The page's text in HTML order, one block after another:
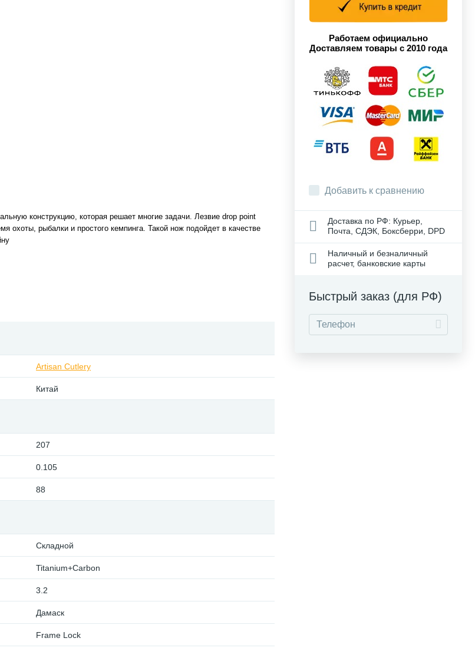
конструкцию, которая решает многие задачи. Лезвие drop point
охоты, рыбалки и простого кемпинга. Такой нож подойдет в качестве
Artisan Cutlery
Китай
207
0.105
88
Складной
Titanium+Carbon
3.2
Дамаск
Frame Lock
Работаем официально
Доставляем товары с 2010 года
Добавить к сравнению
Доставка по РФ: Курьер,
Почта, СДЭК, Боксберри, DPD
Наличный и безналичный
расчет, банковские карты
Быстрый заказ (для РФ)